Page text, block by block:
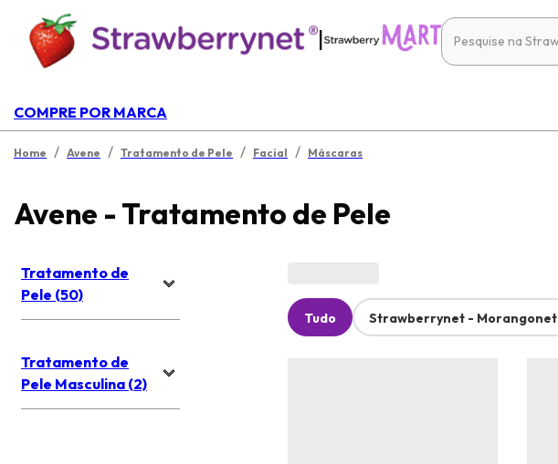
|
COMPRE POR MARCA
Home / Avene / Tratamento de Pele / Facial / Máscaras
Avene - Tratamento de Pele
Tratamento de
Pele (50)
Tratamento de
Pele Masculina (2)
Tudo Strawberrynet - Morangonet